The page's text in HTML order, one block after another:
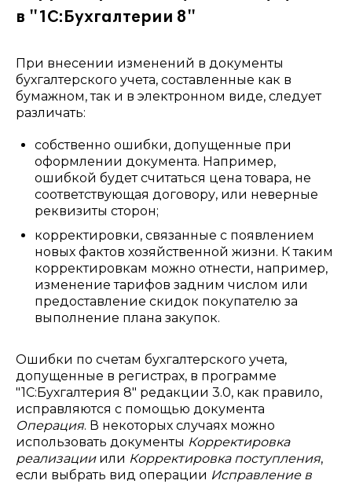
в "1С:Бухгалтерии 8"
При внесении изменений в документы
бухгалтерского учета, составленные как в
бумажном, так и в электронном виде, следует
различать:
собственно ошибки, допущенные при
оформлении документа. Например,
ошибкой будет считаться цена товара, не
соответствующая договору, или неверные
реквизиты сторон;
корректировки, связанные с появлением
новых фактов хозяйственной жизни. К таким
корректировкам можно отнести, например,
изменение тарифов задним числом или
предоставление скидок покупателю за
выполнение плана закупок.
Ошибки по счетам бухгалтерского учета,
допущенные в регистрах, в программе
"1С:Бухгалтерия 8" редакции 3.0, как правило,
исправляются с помощью документа
Операция. В некоторых случаях можно
использовать документы Корректировка
реализации или Корректировка поступления,
если выбрать вид операции Исправление в